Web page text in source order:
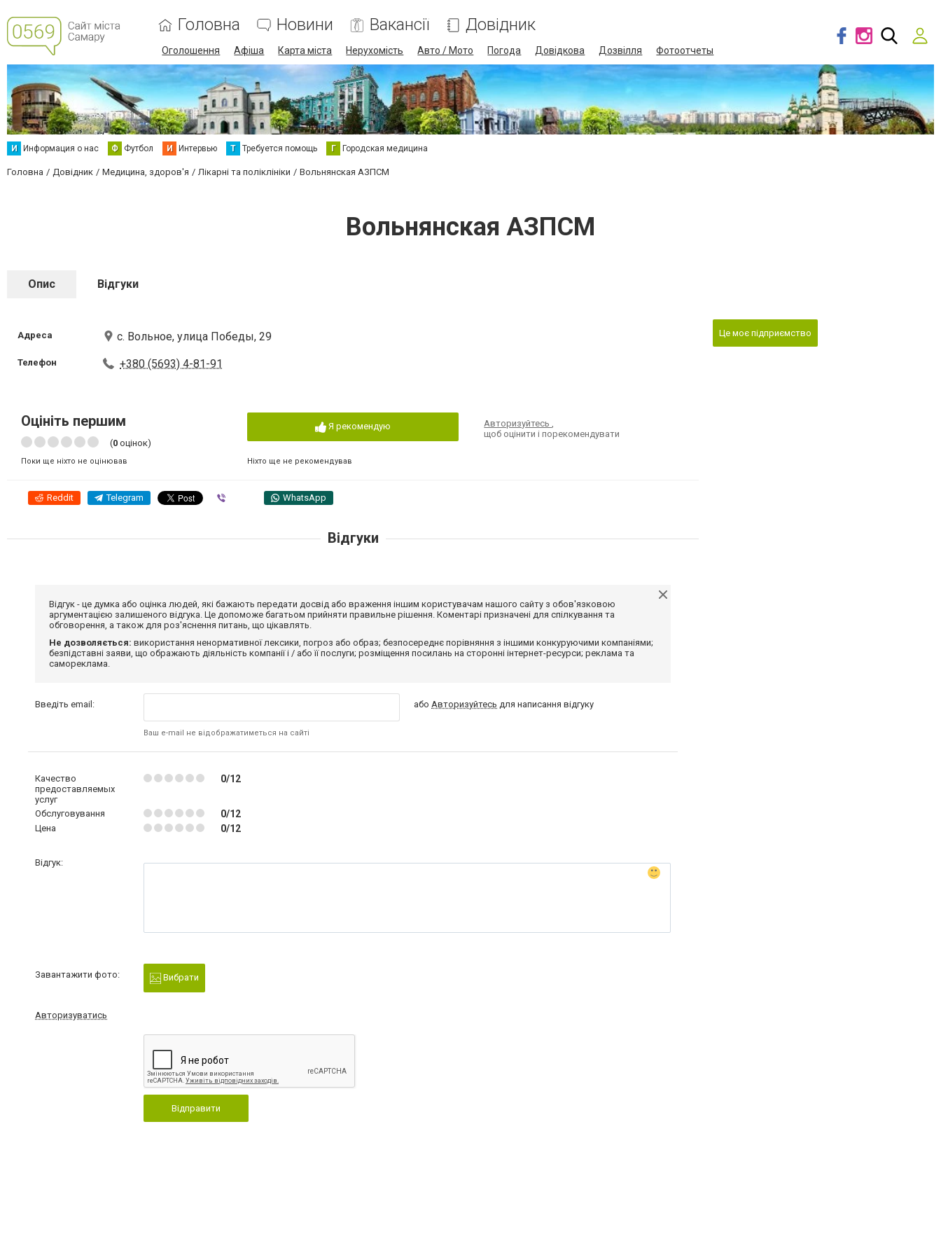
Головна Новини Вакансії Довідник
Оголошення Афіша Карта міста Нерухомість Авто / Мото Погода Довідкова Дозвілля Фотоотчеты
И Информация о нас Ф Футбол И Интервью Т Требуется помощь Г Городская медицина
Головна Довідник Медицина, здоров'я Лікарні та поліклініки Вольнянская АЗПСМ
Вольнянская АЗПСМ
Опис Відгуки
Адреса с. Вольное, улица Победы, 29
Телефон +380 (5693) 4-81-91
Оцініть першим
(0 оцінок)
Поки ще ніхто не оцінював
Я рекомендую
Ніхто ще не рекомендував
Авторизуйтесь,
щоб оцінити і порекомендувати
Reddit Telegram WhatsApp
Це моє підприємство
Відгуки
Відгук - це думка або оцінка людей, які бажають передати досвід або враження іншим користувачам нашого сайту з обов'язковою
аргументацією залишеного відгука. Це допоможе багатьом прийняти правильне рішення. Коментарі призначені для спілкування та
обговорення, а також для роз'яснення питань, що цікавлять.
Не дозволяється: використання ненормативної лексики, погроз або образ; безпосереднє порівняння з іншими конкуруючими компаніями;
безпідставні заяви, що ображають діяльність компанії і / або її послуги; розміщення посилань на сторонні інтернет-ресурси; реклама та
самореклама.
Введіть email:
Ваш e-mail не відображатиметься на сайті
абоАвторизуйтесь для написання відгуку
Качество
предоставляемых
услуг
0/12
Обслуговування 0/12
Цена 0/12
Відгук:
Завантажити фото: Вибрати
Авторизуватись
Відправити